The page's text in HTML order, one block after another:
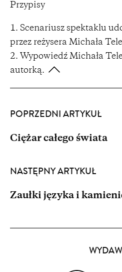
Przypisy
Scenariusz spektaklu
przez reżysera Michała
Wypowiedź Michała
autorką.
POPRZEDNI ARTYKUŁ
Ciężar całego świata
NASTĘPNY ARTYKUŁ
Zaułki języka i